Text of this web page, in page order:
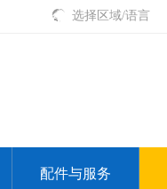
选择区域/语言
配件与服务